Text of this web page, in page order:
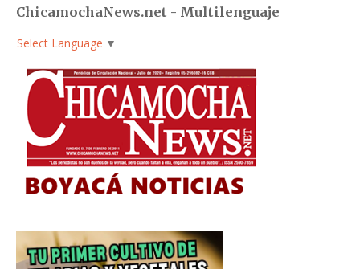
ChicamochaNews.net - Multilenguaje
Select Language ▼